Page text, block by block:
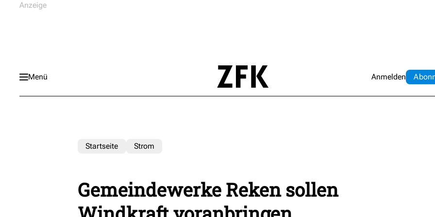
Menü Anmelden Abo
Startseite Strom
Gemeindewerke Reken sollen